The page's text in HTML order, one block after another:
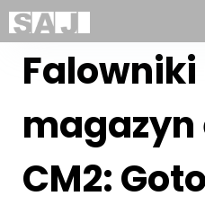
Falowniki
CM2: